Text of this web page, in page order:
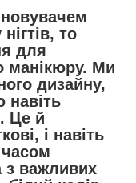
то
для
манікюру. Ми
дизайну,
навіть
Це й
і навіть
часом
з важливих